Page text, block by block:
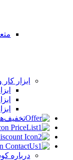
ابزار
درباره